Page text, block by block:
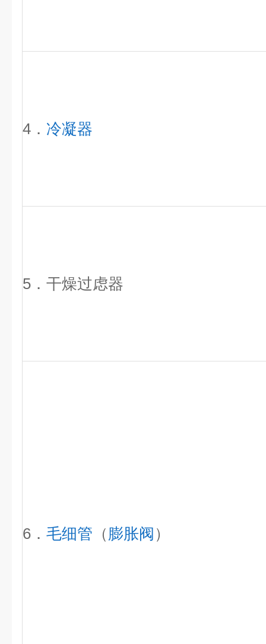
4． 冷凝器
5．干燥过虑器
6．毛细管 （ 膨胀阀 ）